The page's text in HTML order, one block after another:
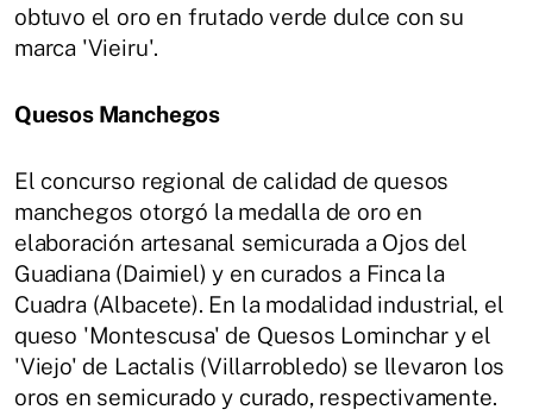
obtuvo el oro en frutado verde dulce con su
marca 'Vieiru'.
Quesos Manchegos
El concurso regional de calidad de quesos
manchegos otorgó la medalla de oro en
elaboración artesanal semicurada a Ojos del
Guadiana (Daimiel) y en curados a Finca la
Cuadra (Albacete). En la modalidad industrial, el
queso 'Montescusa' de Quesos Lominchar y el
'Viejo' de Lactalis (Villarrobledo) se llevaron los
oros en semicurado y curado, respectivamente.